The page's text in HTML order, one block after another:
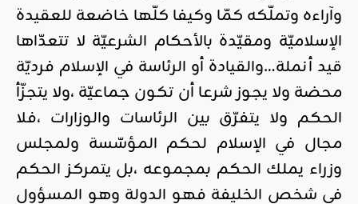
وآراءه وتملّكه كمّا وكيفا كلّها خاضعة للعقيدة
الإسلاميّة ومقيّدة بالأحكام الشرعيّة لا تتعدّاها
قيد أنملة…والقيادة أو الرئاسة في الإسلام فرديّة
محضة ولا يجوز شرعا أن تكون جماعيّة ،ولا يتجزّأ
الحكم ولا يتفرّق بين الرئاسات والوزارات ،فلا
مجال في الإسلام لحكم المؤسّسة ولمجلس
وزراء يملك الحكم بمجموعه ،بل يتمركز الحكم
في شخص الخليفة فهو الدولة وهو المسؤول